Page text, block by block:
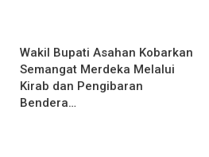
Wakil Bupati Asahan Kobarkan
Semangat Merdeka Melalui
Kirab dan Pengibaran
Bendera…